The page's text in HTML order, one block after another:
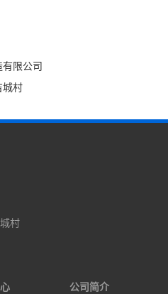
限公司
城村
村
公司简介